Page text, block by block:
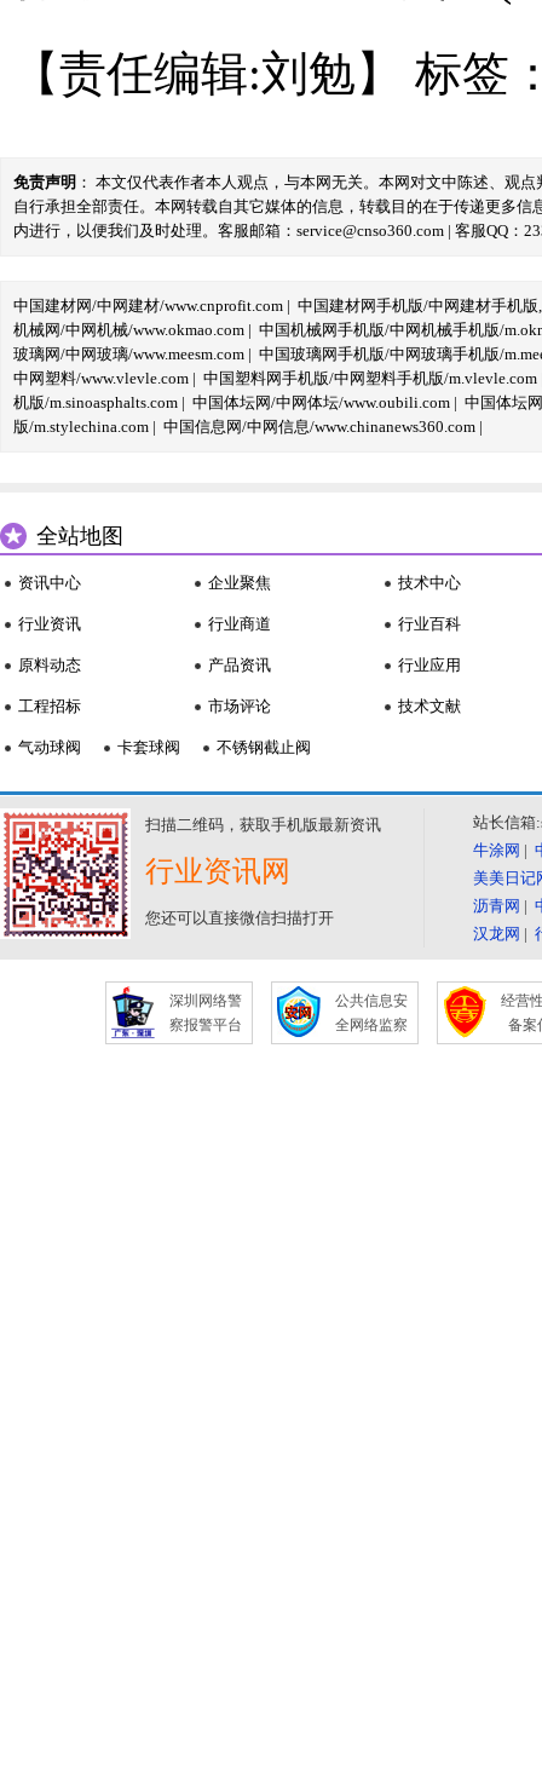
【责任编辑:刘勉】 标签
免责声明 ： 本文仅代表作者本人观点，与本网无关。本网对文中陈述、观
自行承担全部责任。本网转载自其它媒体的信息，转载目的在于传递更多
内进行，以便我们及时处理。客服邮箱：service@cnso360.com | 客服QQ：
中国建材网/中网建材/www.cnprofit.com | 中国建材网手机版/中网建材手机版
机械网/中网机械/www.okmao.com | 中国机械网手机版/中网机械手机版/
玻璃网/中网玻璃/www.meesm.com | 中国玻璃网手机版/中网玻璃手机版/
中网塑料/www.vlevle.com | 中国塑料网手机版/中网塑料手机版/m.vlevle.com
机版/m.sinoasphalts.com | 中国体坛网/中网体坛/www.oubili.com | 中国体坛
版/m.stylechina.com | 中国信息网/中网信息/www.chinanews360.com |
全站地图
资讯中心
行业资讯
原料动态
工程招标
企业聚焦
行业商道
产品资讯
市场评论
技术中心
行业百科
行业应用
技术文献
气动球阀 卡套球阀 不锈钢截止阀
扫描二维码，获取手机版最新资讯
行业资讯网
您还可以直接微信扫描打开
站长信箱
牛涂网 |
美美日记
沥青网 |
汉龙网 |
深圳网络警
察报警平台
公共信息安
全网络监察
经营
备案